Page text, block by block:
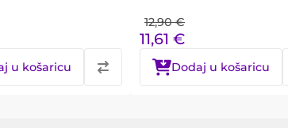
u košaricu
12,90 €
11,61 €
Dodaj u košaricu